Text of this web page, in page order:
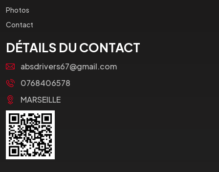
Photos
Contact
DÉTAILS DU CONTACT
absdrivers67@gmail.com
0768406578
MARSEILLE